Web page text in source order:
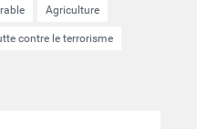
Agriculture
contre le terrorisme